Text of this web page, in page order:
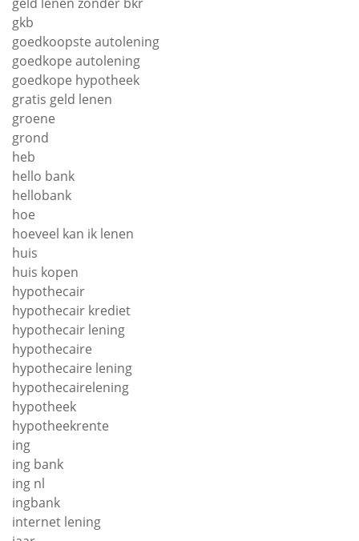
gkb
goedkoopste autolening
goedkope autolening
goedkope hypotheek
gratis geld lenen
groene
grond
heb
hello bank
hellobank
hoe
hoeveel kan ik lenen
huis
huis kopen
hypothecair
hypothecair krediet
hypothecair lening
hypothecaire
hypothecaire lening
hypothecairelening
hypotheek
hypotheekrente
ing
ing bank
ing nl
ingbank
internet lening